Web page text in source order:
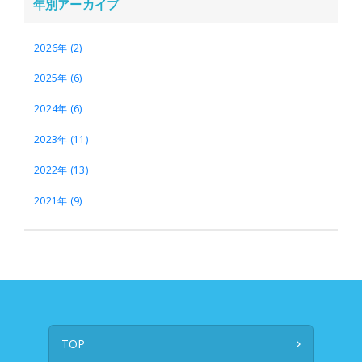
年別アーカイブ
2026年 (2)
2025年 (6)
2024年 (6)
2023年 (11)
2022年 (13)
2021年 (9)
TOP